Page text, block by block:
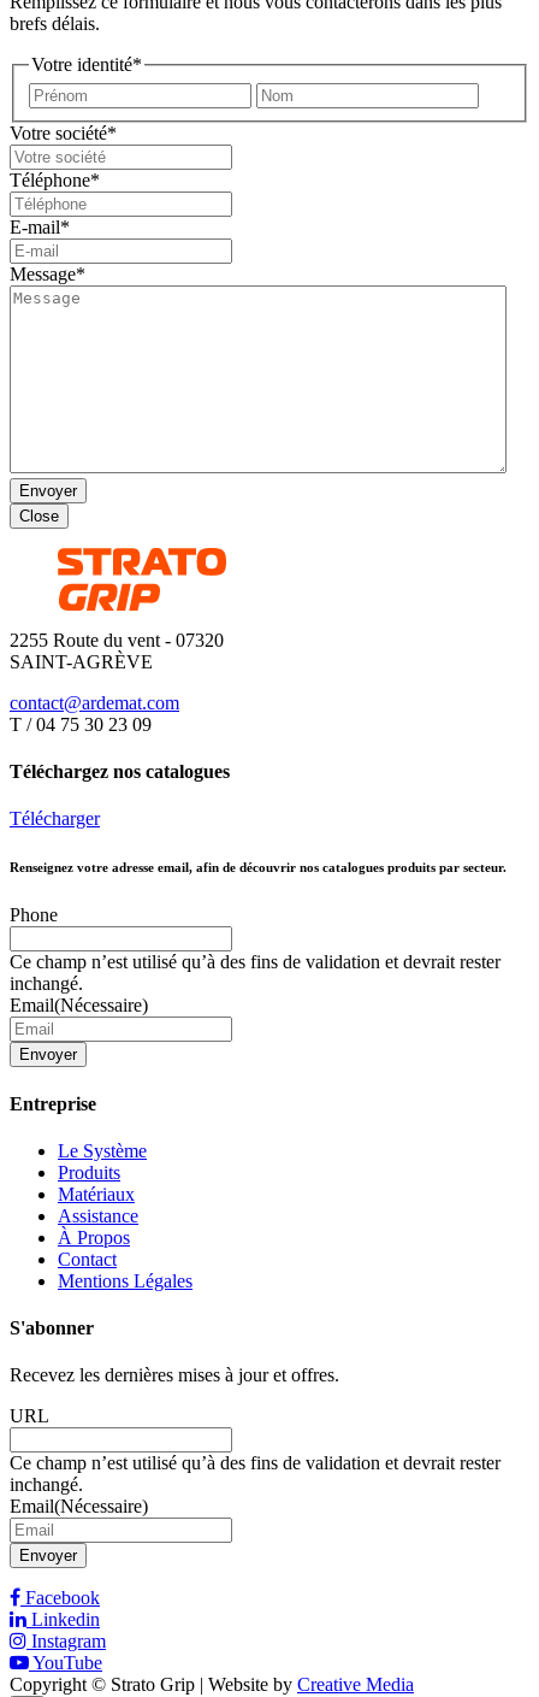
brefs délais.
Votre identité*
Prénom
Votre société*
Téléphone*
E-mail*
Message*
Envoyer
Close
2255 Route du vent - 07320
SAINT-AGRÈVE
contact@ardemat.com
T / 04 75 30 23 09
Téléchargez nos catalogues
Télécharger
Renseignez votre adresse email, afin de découvrir nos catalogues produits par secteur.
Phone
Ce champ n’est utilisé qu’à des fins de validation et devrait rester
inchangé.
Email(Nécessaire)
Envoyer
Entreprise
Le Système
Produits
Matériaux
Assistance
À Propos
Contact
Mentions Légales
S'abonner
Recevez les dernières mises à jour et offres.
URL
Ce champ n’est utilisé qu’à des fins de validation et devrait rester
inchangé.
Email(Nécessaire)
Envoyer
Facebook
Linkedin
Instagram
YouTube
Copyright © Strato Grip | Website by Creative Media